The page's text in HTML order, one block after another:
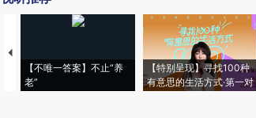
【不唯一答案】不止“养
老”
【特别呈现】寻找100种
有意思的生活方式·第一对